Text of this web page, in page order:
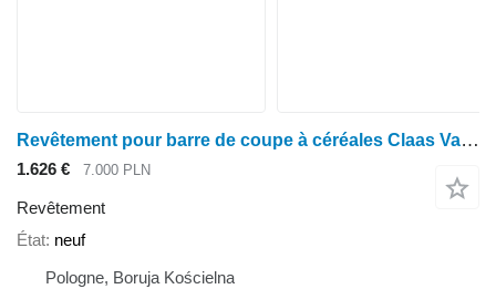
Revêtement pour barre de coupe à céréales Claas Vario V1230
1.626 € 7.000 PLN
Revêtement
État neuf
Pologne, Boruja Kościelna